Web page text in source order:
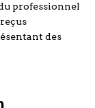
professionnel
des